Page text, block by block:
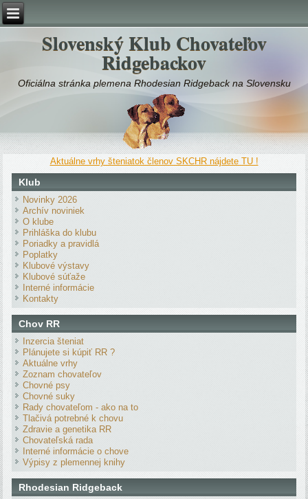
Slovenský Klub Chovateľov
Ridgebackov
Oficiálna stránka plemena Rhodesian Ridgeback na Slovensku
Aktuálne vrhy šteniatok členov SKCHR nájdete TU !
Klub
Novinky 2026
Archív noviniek
O klube
Prihláška do klubu
Poriadky a pravidlá
Poplatky
Klubové výstavy
Klubové súťaže
Interné informácie
Kontakty
Chov RR
Inzercia šteniat
Plánujete si kúpiť RR ?
Aktuálne vrhy
Zoznam chovateľov
Chovné psy
Chovné suky
Rady chovateľom - ako na to
Tlačivá potrebné k chovu
Zdravie a genetika RR
Chovateľská rada
Interné informácie o chove
Výpisy z plemennej knihy
Rhodesian Ridgeback